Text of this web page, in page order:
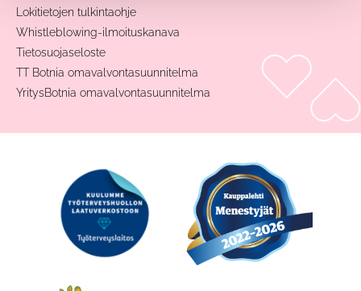
Lokitietojen tulkintaohje
Whistleblowing-ilmoituskanava
Tietosuojaseloste
TT Botnia omavalvontasuunnitelma
YritysBotnia omavalvontasuunnitelma